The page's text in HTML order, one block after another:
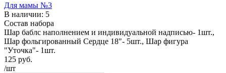
Для мамы №3
В наличии: 5
Состав набора
Шар баблс наполнением и индивидуальной надписью- 1шт.,
Шар фольгированный Сердце 18"- 5шт., Шар фигура
"Уточка"- 1шт.
125 руб.
/шт